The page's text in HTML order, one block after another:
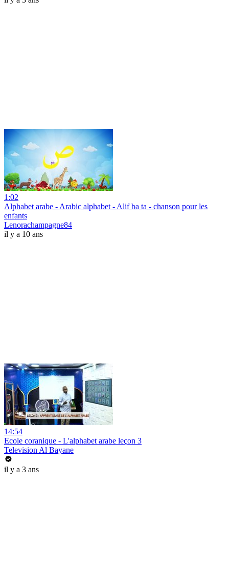
1:02
Alphabet arabe - Arabic alphabet - Alif ba ta - chanson pour les
enfants
Lenorachampagne84
il y a 10 ans
14:54
Ecole coranique - L'alphabet arabe leçon 3
Television Al Bayane
il y a 3 ans